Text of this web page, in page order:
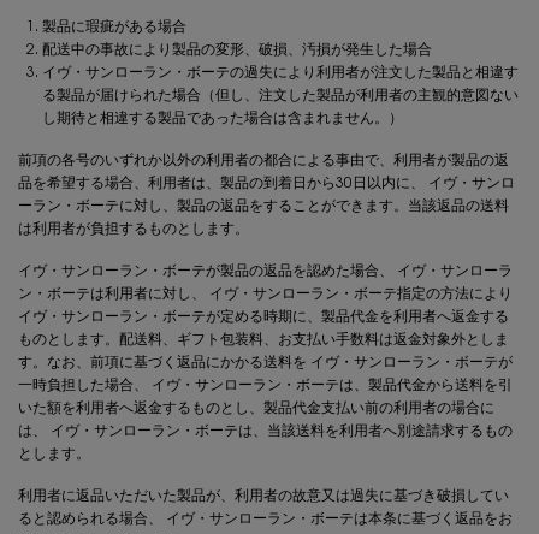
製品に瑕疵がある場合
配送中の事故により製品の変形、破損、汚損が発生した場合
イヴ・サンローラン・ボーテの過失により利用者が注文した製品と相違す
る製品が届けられた場合（但し、注文した製品が利用者の主観的意図ない
し期待と相違する製品であった場合は含まれません。）
前項の各号のいずれか以外の利用者の都合による事由で、利用者が製品の返
品を希望する場合、利用者は、製品の到着日から30日以内に、 イヴ・サンロ
ーラン・ボーテに対し、製品の返品をすることができます。当該返品の送料
は利用者が負担するものとします。
イヴ・サンローラン・ボーテが製品の返品を認めた場合、 イヴ・サンローラ
ン・ボーテは利用者に対し、 イヴ・サンローラン・ボーテ指定の方法により
イヴ・サンローラン・ボーテが定める時期に、製品代金を利用者へ返金する
ものとします。配送料、ギフト包装料、お支払い手数料は返金対象外としま
す。なお、前項に基づく返品にかかる送料を イヴ・サンローラン・ボーテが
一時負担した場合、 イヴ・サンローラン・ボーテは、製品代金から送料を引
いた額を利用者へ返金するものとし、製品代金支払い前の利用者の場合に
は、 イヴ・サンローラン・ボーテは、当該送料を利用者へ別途請求するもの
とします。
利用者に返品いただいた製品が、利用者の故意又は過失に基づき破損してい
ると認められる場合、 イヴ・サンローラン・ボーテは本条に基づく返品をお